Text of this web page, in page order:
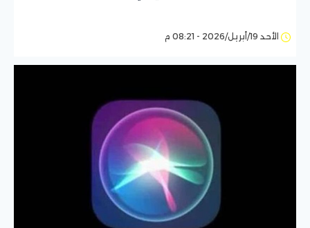
الأحد 19/أبريل/2026 - 08:21 م